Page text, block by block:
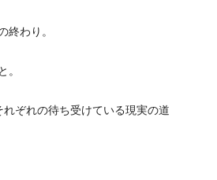
終わり。
ぞれの待ち受けている現実の道